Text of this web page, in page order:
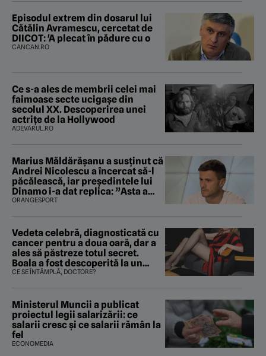
Episodul extrem din dosarul lui
Cătălin Avramescu, cercetat de
DIICOT: 'A plecat în pădure cu o
CANCAN.RO
Ce s-a ales de membrii celei mai
faimoase secte ucigașe din
secolul XX. Descoperirea unei
actrițe de la Hollywood
ADEVARUL.RO
Marius Măldărăşanu a susţinut că
Andrei Nicolescu a încercat să-l
păcălească, iar preşedintele lui
Dinamo i-a dat replica: ”Asta a
fost istoria”
ORANGESPORT
Vedeta celebră, diagnosticată cu
cancer pentru a doua oară, dar a
ales să păstreze totul secret.
Boala a fost descoperită la un
control de rutină
CE SE ÎNTÂMPLĂ, DOCTORE?
Ministerul Muncii a publicat
proiectul legii salarizării: ce
salarii cresc și ce salarii rămân la
fel
ECONOMEDIA